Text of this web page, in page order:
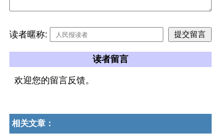
读者暱称:
读者留言
欢迎您的留言反馈。
相关文章：